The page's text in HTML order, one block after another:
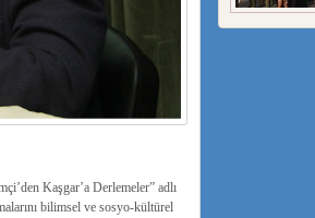
Kaşgar’a Derlemeler” adlı
bilimsel ve sosyo-kültürel